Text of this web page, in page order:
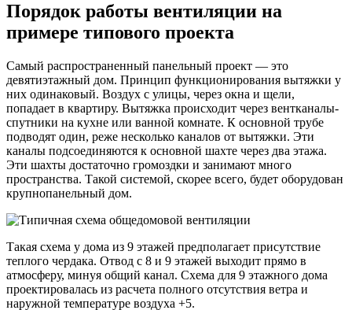
Порядок работы вентиляции на
примере типового проекта
Самый распространенный панельный проект — это
девятиэтажный дом. Принцип функционирования вытяжки у
них одинаковый. Воздух с улицы, через окна и щели,
попадает в квартиру. Вытяжка происходит через вентканалы-
спутники на кухне или ванной комнате. К основной трубе
подводят один, реже несколько каналов от вытяжки. Эти
каналы подсоединяются к основной шахте через два этажа.
Эти шахты достаточно громоздки и занимают много
пространства. Такой системой, скорее всего, будет оборудован
крупнопанельный дом.
Такая схема у дома из 9 этажей предполагает присутствие
теплого чердака. Отвод с 8 и 9 этажей выходит прямо в
атмосферу, минуя общий канал. Схема для 9 этажного дома
проектировалась из расчета полного отсутствия ветра и
наружной температуре воздуха +5.